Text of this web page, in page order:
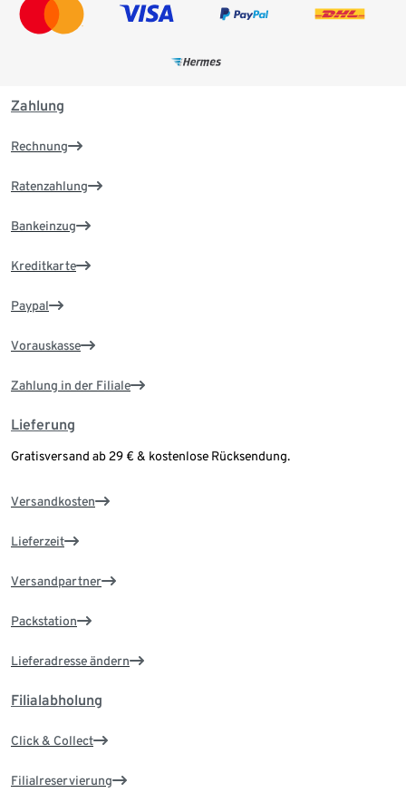
Zahlung
Rechnung
Ratenzahlung
Bankeinzug
Kreditkarte
Paypal
Vorauskasse
Zahlung in der Filiale
Lieferung
Gratisversand ab 29 € & kostenlose Rücksendung.
Versandkosten
Lieferzeit
Versandpartner
Packstation
Lieferadresse ändern
Filialabholung
Click & Collect
Filialreservierung